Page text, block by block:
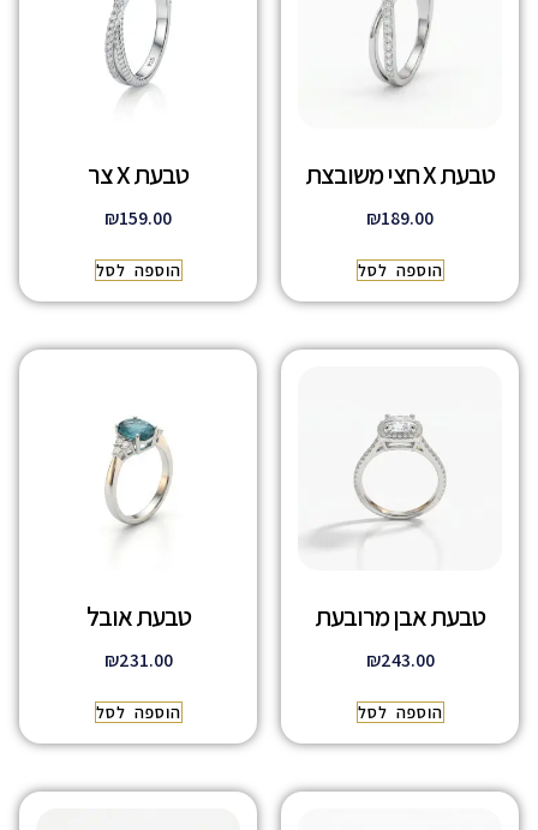
טבעת X חצי משובצת
₪189.00
הוספה לסל
טבעת X צר
₪159.00
הוספה לסל
טבעת אבן מרובעת
₪243.00
הוספה לסל
טבעת אובל
₪231.00
הוספה לסל